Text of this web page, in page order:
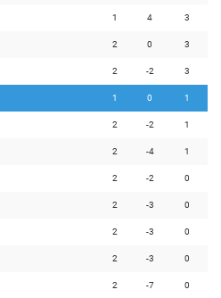
1 4 3
2 0 3
2 -2 3
1 0 1
2 -2 1
2 -4 1
2 -2 0
2 -3 0
2 -3 0
2 -3 0
2 -7 0